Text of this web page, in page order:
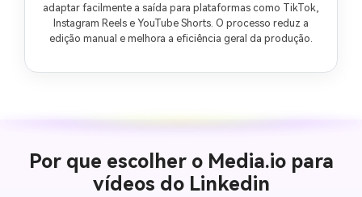
adaptar facilmente a saída para plataformas como TikTok,
Instagram Reels e YouTube Shorts. O processo reduz a
edição manual e melhora a eficiência geral da produção.
Por que escolher o Media.io para
vídeos do Linkedin